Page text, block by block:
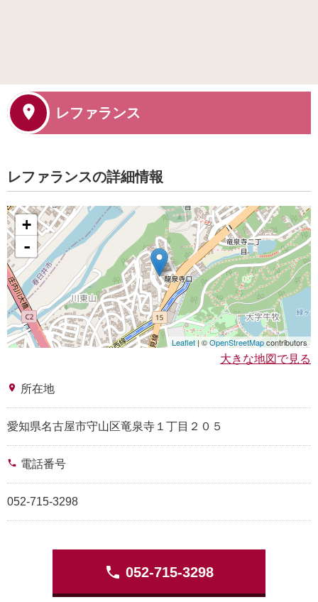
レファランス
レファランスの詳細情報
+
-
Leaflet | ©OpenStreetMapcontributors
大きな地図で見る
place 所在地
愛知県名古屋市守山区竜泉寺１丁目２０５
phone 電話番号
052-715-3298
phone 052-715-3298